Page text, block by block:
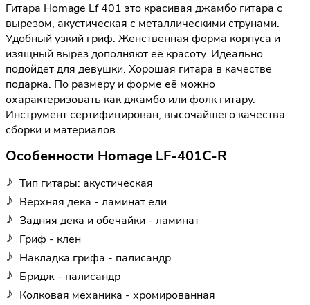
Гитара Homage Lf 401 это красивая джамбо гитара с
вырезом, акустическая с металлическими струнами.
Удобный узкий гриф. Женственная форма корпуса и
изящный вырез дополняют её красоту. Идеально
подойдет для девушки. Хорошая гитара в качестве
подарка. По размеру и форме её можно
охарактеризовать как джамбо или фолк гитару.
Инструмент сертифицирован, высочайшего качества
сборки и материалов.
Особенности Homage LF-401C-R
Тип гитары: акустическая
Верхняя дека - ламинат ели
Задняя дека и обечайки - ламинат
Гриф - клен
Накладка грифа - палисандр
Бридж - палисандр
Колковая механика - хромированная